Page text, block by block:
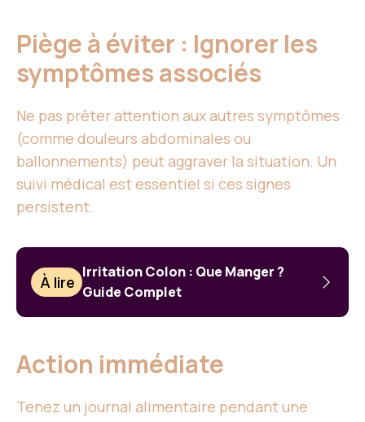
Piège à éviter : Ignorer les
symptômes associés
Ne pas prêter attention aux autres symptômes
(comme douleurs abdominales ou
ballonnements) peut aggraver la situation. Un
suivi médical est essentiel si ces signes
persistent.
À lire
Irritation Colon : Que Manger ?
Guide Complet
Action immédiate
Tenez un journal alimentaire pendant une